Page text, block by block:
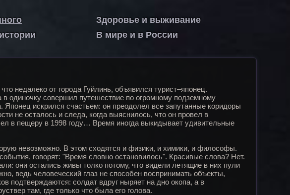
Здоровье и выживание
В мире и в России
недалеко от города Гуйлинь, объявился турист–японец.
одиночку совершил путешествие по огромному подземному
Японец искрился счастьем: он преодолел все запутанные коридоры
не осталось и следа, когда выяснилось, что он провел в
в пещеру в 1998 году… Время иногда выкидывает удивительные
невозможно. В этом сходятся и физики, и химики, и философы.
говорят: "Время словно остановилось". Красивые слова? Нет.
они остались живы толко потому, что видели летящие в них пули
ведь человеческий глаз не способен воспринимать объекты,
подтверждаются: солдат вдруг ныряет на дно окопа, а в
там, где только что была его голова.